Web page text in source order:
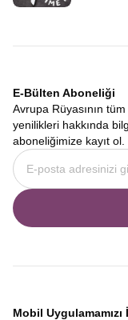
hissedeceksiniz. Eve
tüm gezginlere hitap
E-Bülten Aboneliği
Avrupa Rüyasının
yenilikleri hakkında
aboneliğimize kayıt ol.
Mobil Uygulamamızı